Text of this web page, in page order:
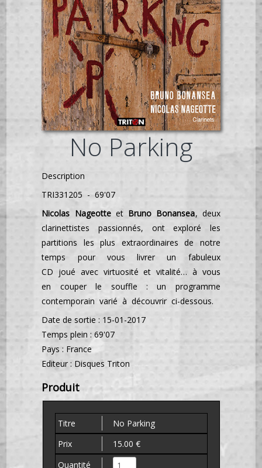
No Parking
Description
TRI331205 - 69'07
Nicolas Nageotteet Bruno Bonansea, deux
clarinettistes passionnés, ont exploré les
partitions les plus extraordinaires de notre
temps pour vous livrer un fabuleux
CD joué avec virtuosité et vitalité… à vous
en couper le souffle : un programme
contemporain varié à découvrir ci-dessous.
Date de sortie : 15-01-2017
Temps plein : 69'07
Pays : France
Editeur : Disques Triton
Produit
No Parking
15.00 €